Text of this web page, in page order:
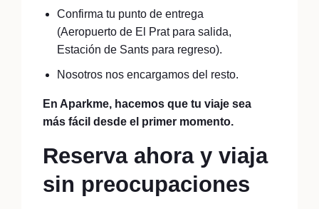
Confirma tu punto de entrega
(Aeropuerto de El Prat para salida,
Estación de Sants para regreso).
Nosotros nos encargamos del resto.
En Aparkme, hacemos que tu viaje sea
más fácil desde el primer momento.
Reserva ahora y viaja
sin preocupaciones